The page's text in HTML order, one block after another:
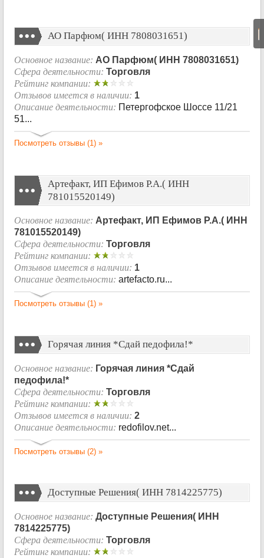
|
АО Парфюм( ИНН 7808031651)
Основное название: АО Парфюм( ИНН 7808031651)
Сфера деятельности: Торговля
Рейтинг компании:
Отзывов имеется в наличии: 1
Описание деятельности: Петергофское Шоссе 11/21
51...
Посмотреть отзывы (1) »
Артефакт, ИП Ефимов Р.А.( ИНН
781015520149)
Основное название: Артефакт, ИП Ефимов Р.А.( ИНН
781015520149)
Сфера деятельности: Торговля
Рейтинг компании:
Отзывов имеется в наличии: 1
Описание деятельности: artefacto.ru...
Посмотреть отзывы (1) »
Горячая линия *Сдай педофила!*
Основное название: Горячая линия *Сдай
педофила!*
Сфера деятельности: Торговля
Рейтинг компании:
Отзывов имеется в наличии: 2
Описание деятельности: redofilov.net...
Посмотреть отзывы (2) »
Доступные Решения( ИНН 7814225775)
Основное название: Доступные Решения( ИНН
7814225775)
Сфера деятельности: Торговля
Рейтинг компании: